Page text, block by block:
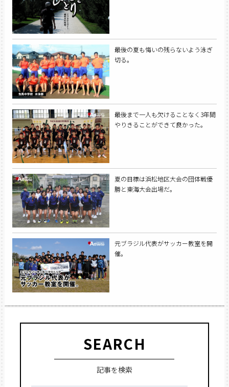
最後の夏も悔いの残らないよう泳ぎ
切る。
最後まで一人も欠けることなく3年間
やりきることができて良かった。
夏の目標は浜松地区大会の団体戦優
勝と東海大会出場だ。
元ブラジル代表がサッカー教室を開
催。
SEARCH
記事を検索